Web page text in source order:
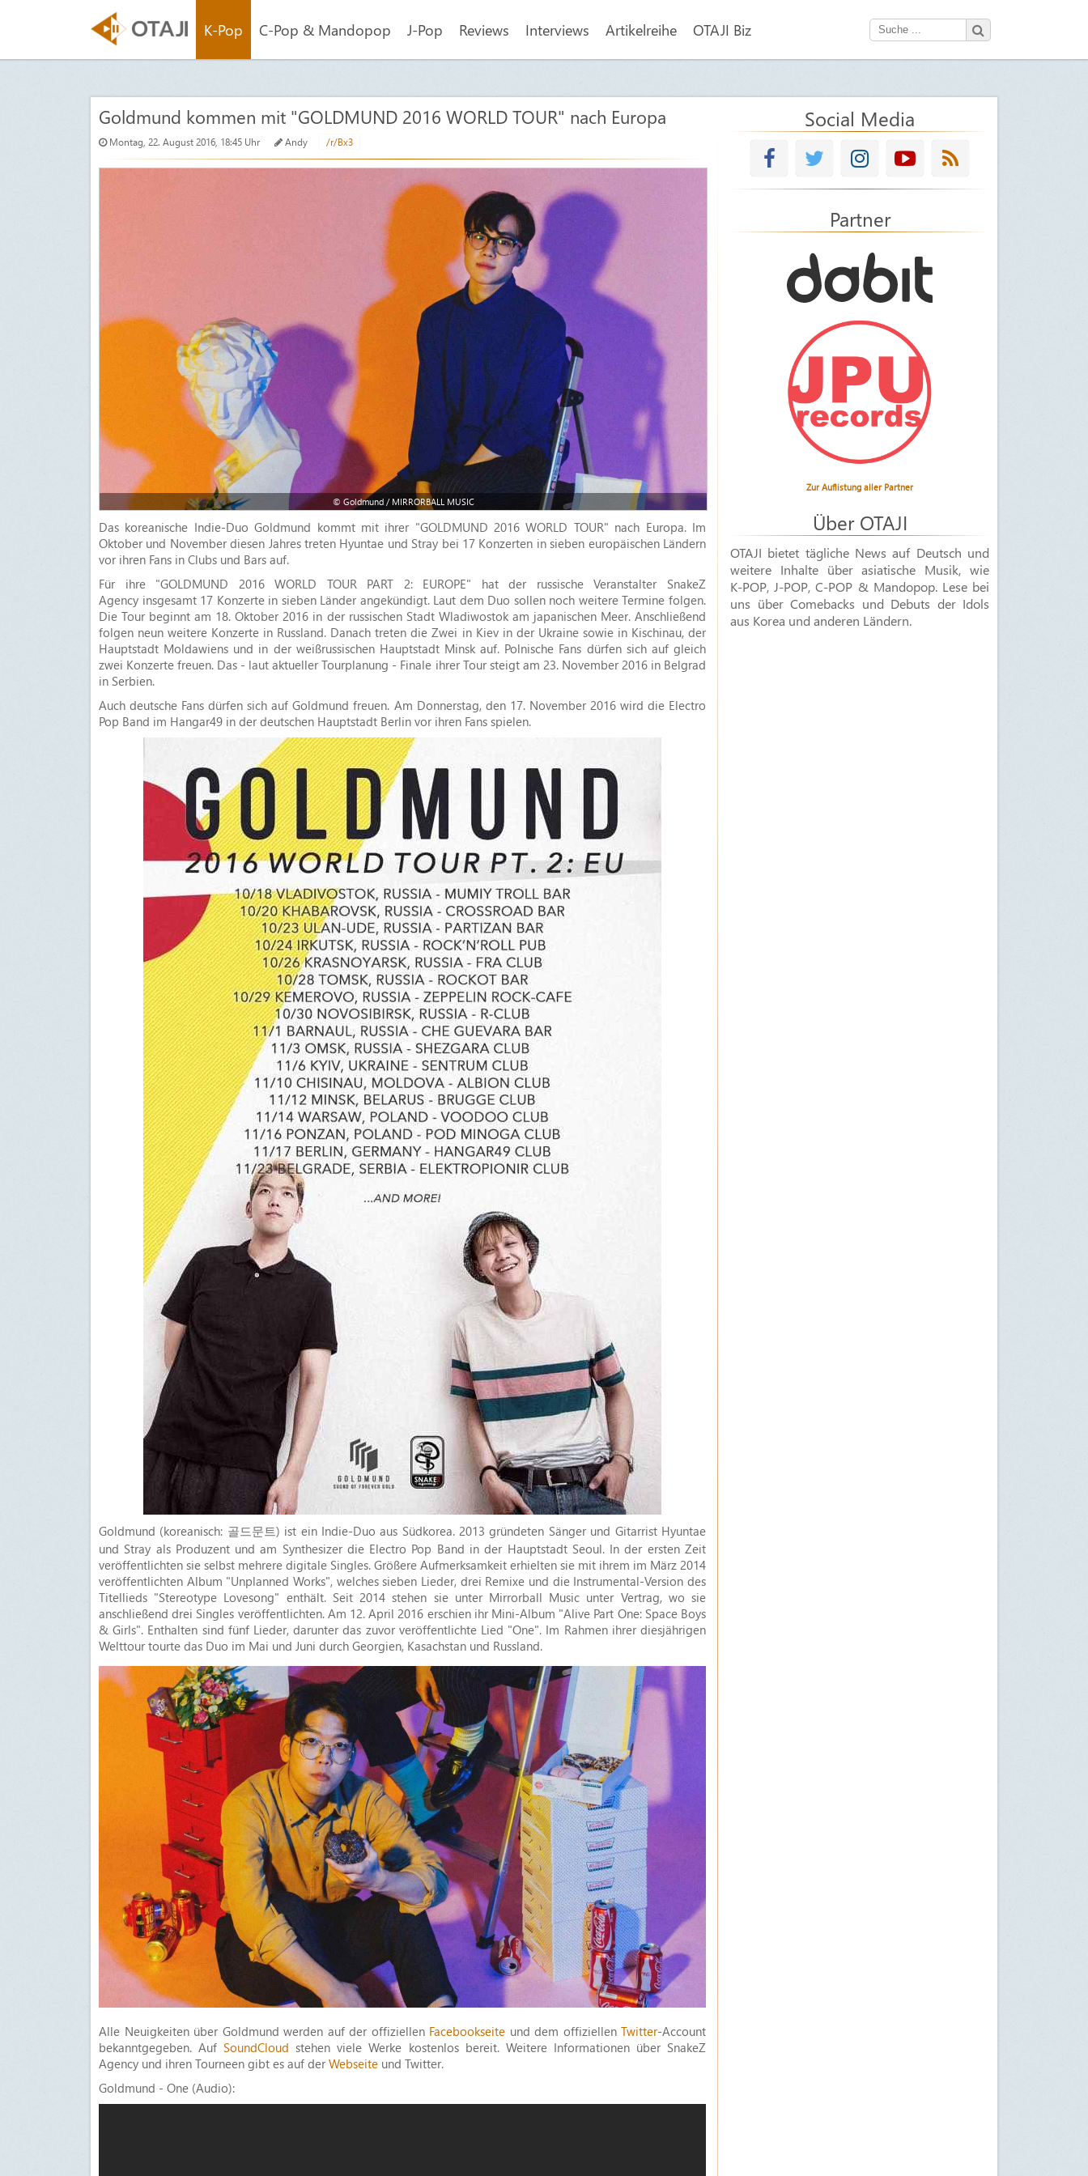
K-Pop C-Pop & Mandopop J-Pop Reviews Interviews Artikelreihe OTAJI Biz
Goldmund kommen mit "GOLDMUND 2016 WORLD TOUR" nach Europa
Montag, 22. August 2016, 18:45 Uhr Andy /r/Bx3
© Goldmund / MIRRORBALL MUSIC
Das koreanische Indie-Duo Goldmund kommt mit ihrer "GOLDMUND 2016 WORLD TOUR" nach Europa. Im
Oktober und November diesen Jahres treten Hyuntae und Stray bei 17 Konzerten in sieben europäischen Ländern
vor ihren Fans in Clubs und Bars auf.
Für ihre "GOLDMUND 2016 WORLD TOUR PART 2: EUROPE" hat der russische Veranstalter SnakeZ
Agency insgesamt 17 Konzerte in sieben Länder angekündigt. Laut dem Duo sollen noch weitere Termine folgen.
Die Tour beginnt am 18. Oktober 2016 in der russischen Stadt Wladiwostok am japanischen Meer. Anschließend
folgen neun weitere Konzerte in Russland. Danach treten die Zwei in Kiev in der Ukraine sowie in Kischinau, der
Hauptstadt Moldawiens und in der weißrussischen Hauptstadt Minsk auf. Polnische Fans dürfen sich auf gleich
zwei Konzerte freuen. Das - laut aktueller Tourplanung - Finale ihrer Tour steigt am 23. November 2016 in Belgrad
in Serbien.
Auch deutsche Fans dürfen sich auf Goldmund freuen. Am Donnerstag, den 17. November 2016 wird die Electro
Pop Band im Hangar49 in der deutschen Hauptstadt Berlin vor ihren Fans spielen.
Goldmund (koreanisch: 골드문트) ist ein Indie-Duo aus Südkorea. 2013 gründeten Sänger und Gitarrist Hyuntae
und Stray als Produzent und am Synthesizer die Electro Pop Band in der Hauptstadt Seoul. In der ersten Zeit
veröffentlichten sie selbst mehrere digitale Singles. Größere Aufmerksamkeit erhielten sie mit ihrem im März 2014
veröffentlichten Album "Unplanned Works", welches sieben Lieder, drei Remixe und die Instrumental-Version des
Titellieds "Stereotype Lovesong" enthält. Seit 2014 stehen sie unter Mirrorball Music unter Vertrag, wo sie
anschließend drei Singles veröffentlichten. Am 12. April 2016 erschien ihr Mini-Album "Alive Part One: Space Boys
& Girls". Enthalten sind fünf Lieder, darunter das zuvor veröffentlichte Lied "One". Im Rahmen ihrer diesjährigen
Welttour tourte das Duo im Mai und Juni durch Georgien, Kasachstan und Russland.
Alle Neuigkeiten über Goldmund werden auf der offiziellen Facebookseite und dem offiziellen Twitter-Account
bekanntgegeben. AufSoundCloud stehen viele Werke kostenlos bereit. Weitere Informationen über SnakeZ
Agency und ihren Tourneen gibt es auf der Webseite und Twitter.
Goldmund - One (Audio):
Social Media
Partner
Zur Auflistung aller Partner
Über OTAJI
OTAJI bietet tägliche News auf Deutsch und
weitere Inhalte über asiatische Musik, wie
K-POP, J-POP,C-POP & Mandopop. Lese bei
uns über Comebacks und Debuts der Idols
aus Korea und anderen Ländern.